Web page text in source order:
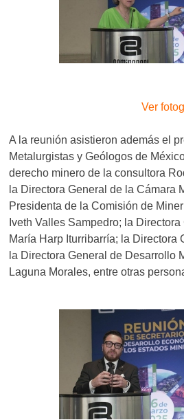
Ver
A la reunión asistieron además el
Metalurgistas y Geólogos de
derecho minero de la consultora
la Directora General de la Cámara
Presidenta de la Comisión de
Iveth Valles Sampedro; la
María Harp Iturribarría; la Directora
la Directora General de Desarrollo
Laguna Morales, entre otras